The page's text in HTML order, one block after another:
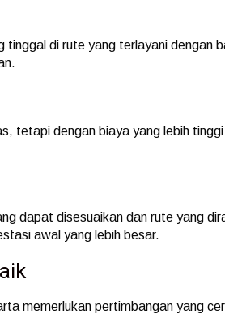
tinggal di rute yang terlayani dengan
tetapi dengan biaya yang lebih
dapat disesuaikan dan rute yang
awal yang lebih besar.
memerlukan pertimbangan yang